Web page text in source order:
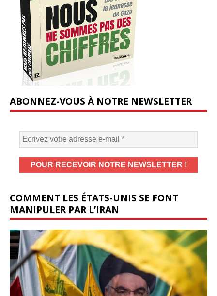
ABONNEZ-VOUS À NOTRE NEWSLETTER
COMMENT LES ÉTATS-UNIS SE FONT
MANIPULER PAR L’IRAN